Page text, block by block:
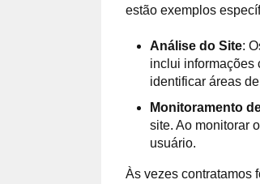
estão exemplos
Análise do Site:
inclui informações
identificar áreas
Monitoramento
site. Ao monitorar
usuário.
Às vezes contratamos